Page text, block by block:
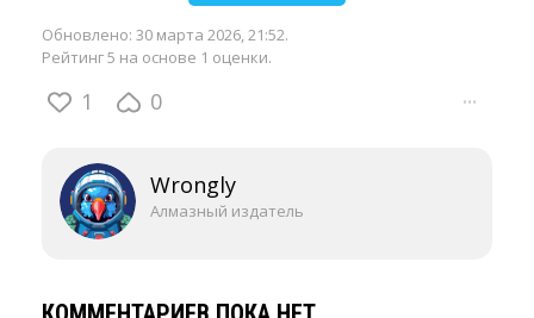
Обновлено: 30 марта 2026, 21:52.
Рейтинг 5 на основе 1 оценки.
1 0 ···
Wrongly
Алмазный издатель